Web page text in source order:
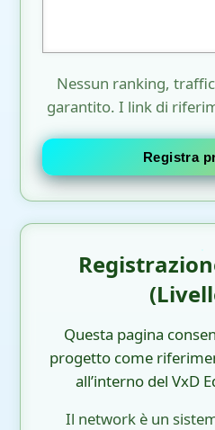
Nessun ranking,
garantito. I link di
Registra
Questa pagina
progetto come
all’interno del VxD
Il network è un